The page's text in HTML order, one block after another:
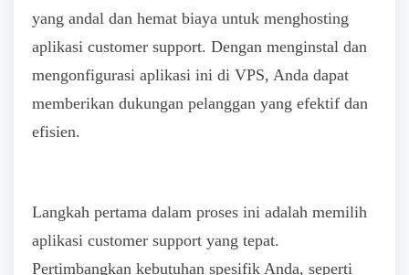
yang andal dan hemat biaya untuk menghosting
aplikasi customer support. Dengan menginstal dan
mengonfigurasi aplikasi ini di VPS, Anda dapat
memberikan dukungan pelanggan yang efektif dan
efisien.
Langkah pertama dalam proses ini adalah memilih
aplikasi customer support yang tepat.
Pertimbangkan kebutuhan spesifik Anda, seperti